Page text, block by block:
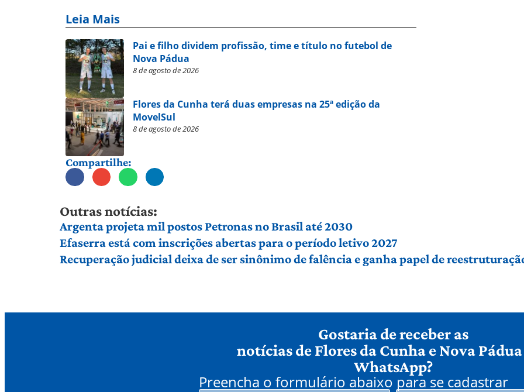
Leia Mais
Pai e filho dividem profissão, time e título no futebol de
Nova Pádua
8 de agosto de 2026
Flores da Cunha terá duas empresas na 25ª edição da
MovelSul
8 de agosto de 2026
Compartilhe:
Outras notícias:
Argenta projeta mil postos Petronas no Brasil até 2030
Efaserra está com inscrições abertas para o período letivo 2027
Recuperação judicial deixa de ser sinônimo de falência e ganha papel de
Gostaria de receber as
notícias de Flores da Cunha e Nova
WhatsApp?
Preencha o formulário abaixo para se cadastrar